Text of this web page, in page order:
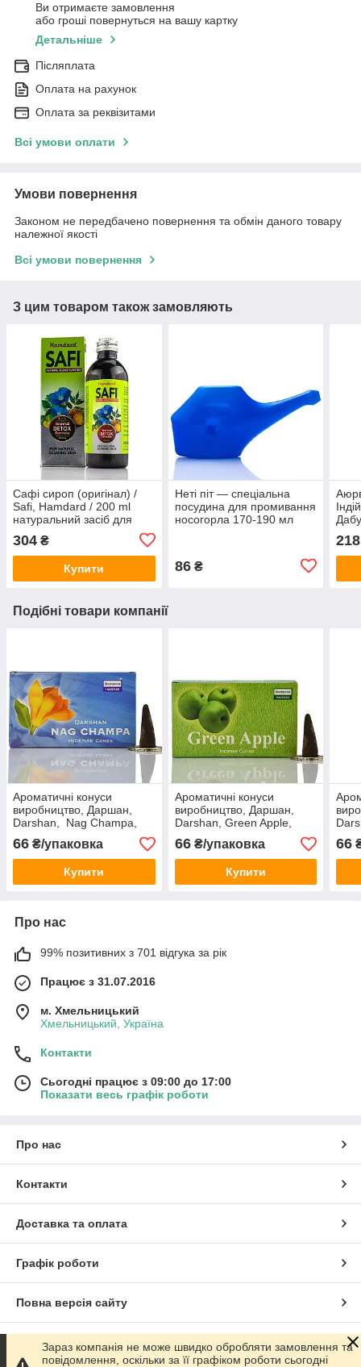
Ви отримаєте замовлення
або гроші повернуться на вашу картку
Детальніше
Післяплата
Оплата на рахунок
Оплата за реквізитами
Всі умови оплати
Умови повернення
Законом не передбачено повернення та обмін даного товару
належної якості
Всі умови повернення
З цим товаром також замовляють
Сафі сироп (оригінал) /
Safi, Hamdard / 200 ml
натуральний засіб для
висипаннях
304 ₴
Купити
Неті піт — спеціальна
посудина для промивання
носогорла 170-190 мл
86₴
218
Подібні товари компанії
Ароматичні конуси
виробництво, Даршан,
Darshan, Nag Champa,
Наг Чампа Індія, 10 шт. у
пачці
66 ₴/упаковка
Купити
Ароматичні конуси
виробництво, Даршан,
Darshan, Green Apple,
Зелене яблуко Індія, 10
шт. у пачці
66₴/упаковка
Купити
шт.
66
Про нас
99% позитивних з 701 відгука за рік
Працює з 31.07.2016
м. Хмельницький
Хмельницький, Україна
Контакти
Сьогодні працює з 09:00 до 17:00
Показати весь графік роботи
Про нас
Контакти
Доставка та оплата
Графік роботи
Повна версія сайту
Сайт створено на маркетплейсіProm.ua
Зараз компанія не може швидко обробляти замовлення та
повідомлення, оскільки за її графіком роботи сьогодні